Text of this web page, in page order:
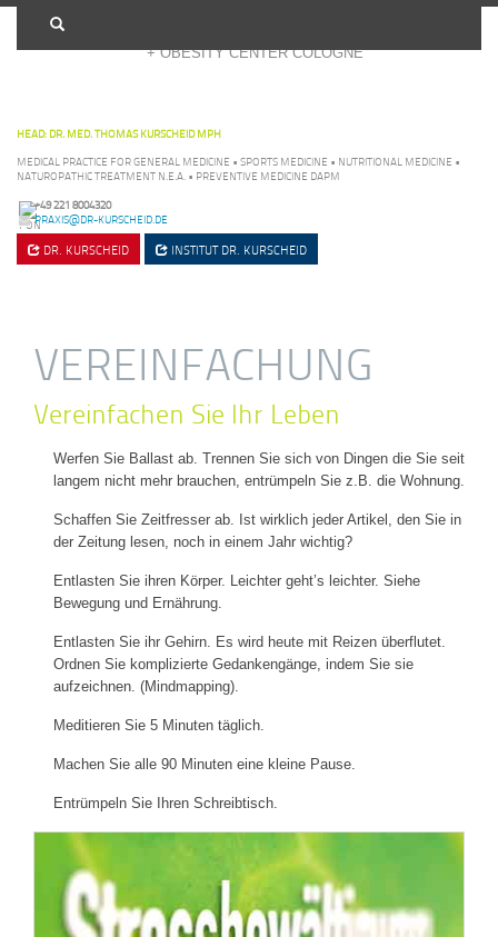
+ OBESITY CENTER COLOGNE
HEAD: DR. MED. THOMAS KURSCHEID MPH
MEDICAL PRACTICE FOR GENERAL MEDICINE • SPORTS MEDICINE • NUTRITIONAL MEDICINE •
NATUROPATHIC TREATMENT N.E.A. • PREVENTIVE MEDICINE DAPM
+49 221 8004320
PRAXIS@DR-KURSCHEID.DE
DR. KURSCHEID INSTITUT DR. KURSCHEID
VEREINFACHUNG
Vereinfachen Sie Ihr Leben
Werfen Sie Ballast ab. Trennen Sie sich von Dingen die Sie seit
langem nicht mehr brauchen, entrümpeln Sie z.B. die Wohnung.
Schaffen Sie Zeitfresser ab. Ist wirklich jeder Artikel, den Sie in
der Zeitung lesen, noch in einem Jahr wichtig?
Entlasten Sie ihren Körper. Leichter geht’s leichter. Siehe
Bewegung und Ernährung.
Entlasten Sie ihr Gehirn. Es wird heute mit Reizen überflutet.
Ordnen Sie komplizierte Gedankengänge, indem Sie sie
aufzeichnen. (Mindmapping).
Meditieren Sie 5 Minuten täglich.
Machen Sie alle 90 Minuten eine kleine Pause.
Entrümpeln Sie Ihren Schreibtisch.